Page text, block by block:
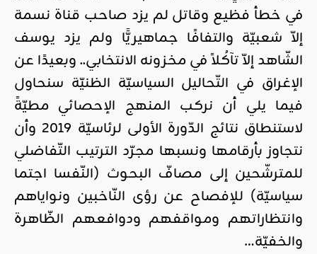
في خطأ فظيع وقاتل لم يزد صاحب قناة نسمة
إلاّ شعبيّة والتفافًا جماهيريًّا ولم يزد يوسف
الشّاهد إلاّ تآكُلاً في مخزونه الانتخابي.. وبعيدًا عن
الإغراق في التّحاليل السياسيّة الظنيّة سنحاول
فيما يلي أن نركب المنهج الإحصائي مطيّةً
لاستنطاق نتائج الدّورة الأولى لرئاسيّة 2019 وأن
نتجاوز بأرقامها ونسبها مجرّد الترتيب التّفاضلي
للمترشّحين إلى مصافّ البحوث (النّفسا اجتما
سياسيّة) للإفصاح عن رؤى النّاخبين ونواياهم
وانتظاراتهم ومواقفهم ودوافعهم الظّاهرة
والخفيّة…